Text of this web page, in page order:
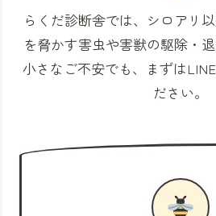
らくだ診断舎では、シロアリ
を脅かす害虫や害獣の駆除・
小さなご不安でも、まずは
ださい。